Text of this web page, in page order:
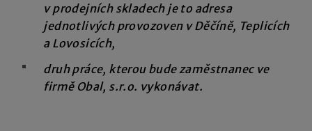
v prodejních skladech je to adresa
jednotlivých provozoven v Děčíně, Teplicích
a Lovosicích,
druh práce, kterou bude zaměstnanec ve
firmě Obal, s.r.o. vykonávat.